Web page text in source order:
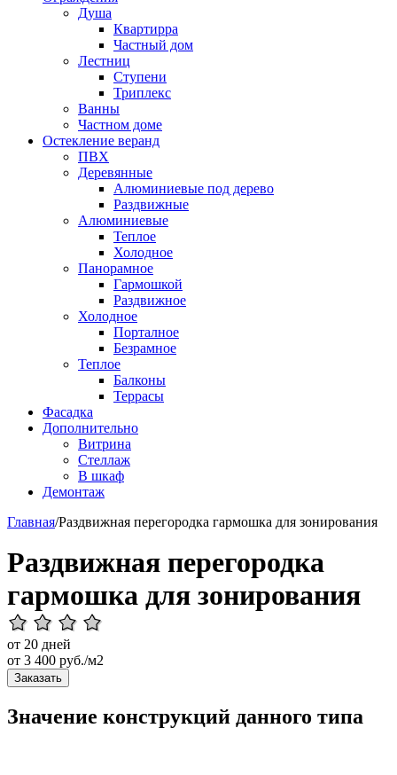
Душа
Квартирра
Частный дом
Лестниц
Ступени
Триплекс
Ванны
Частном доме
Остекление веранд
ПВХ
Деревянные
Алюминиевые под дерево
Раздвижные
Алюминиевые
Теплое
Холодное
Панорамное
Гармошкой
Раздвижное
Холодное
Порталное
Безрамное
Теплое
Балконы
Террасы
Фасадка
Дополнительно
Витрина
Стеллаж
В шкаф
Демонтаж
Главная/Раздвижная перегородка гармошка для зонирования
Раздвижная перегородка
гармошка для зонирования
от 20 дней
от 3 400 руб./м2
Заказать
Значение конструкций данного типа